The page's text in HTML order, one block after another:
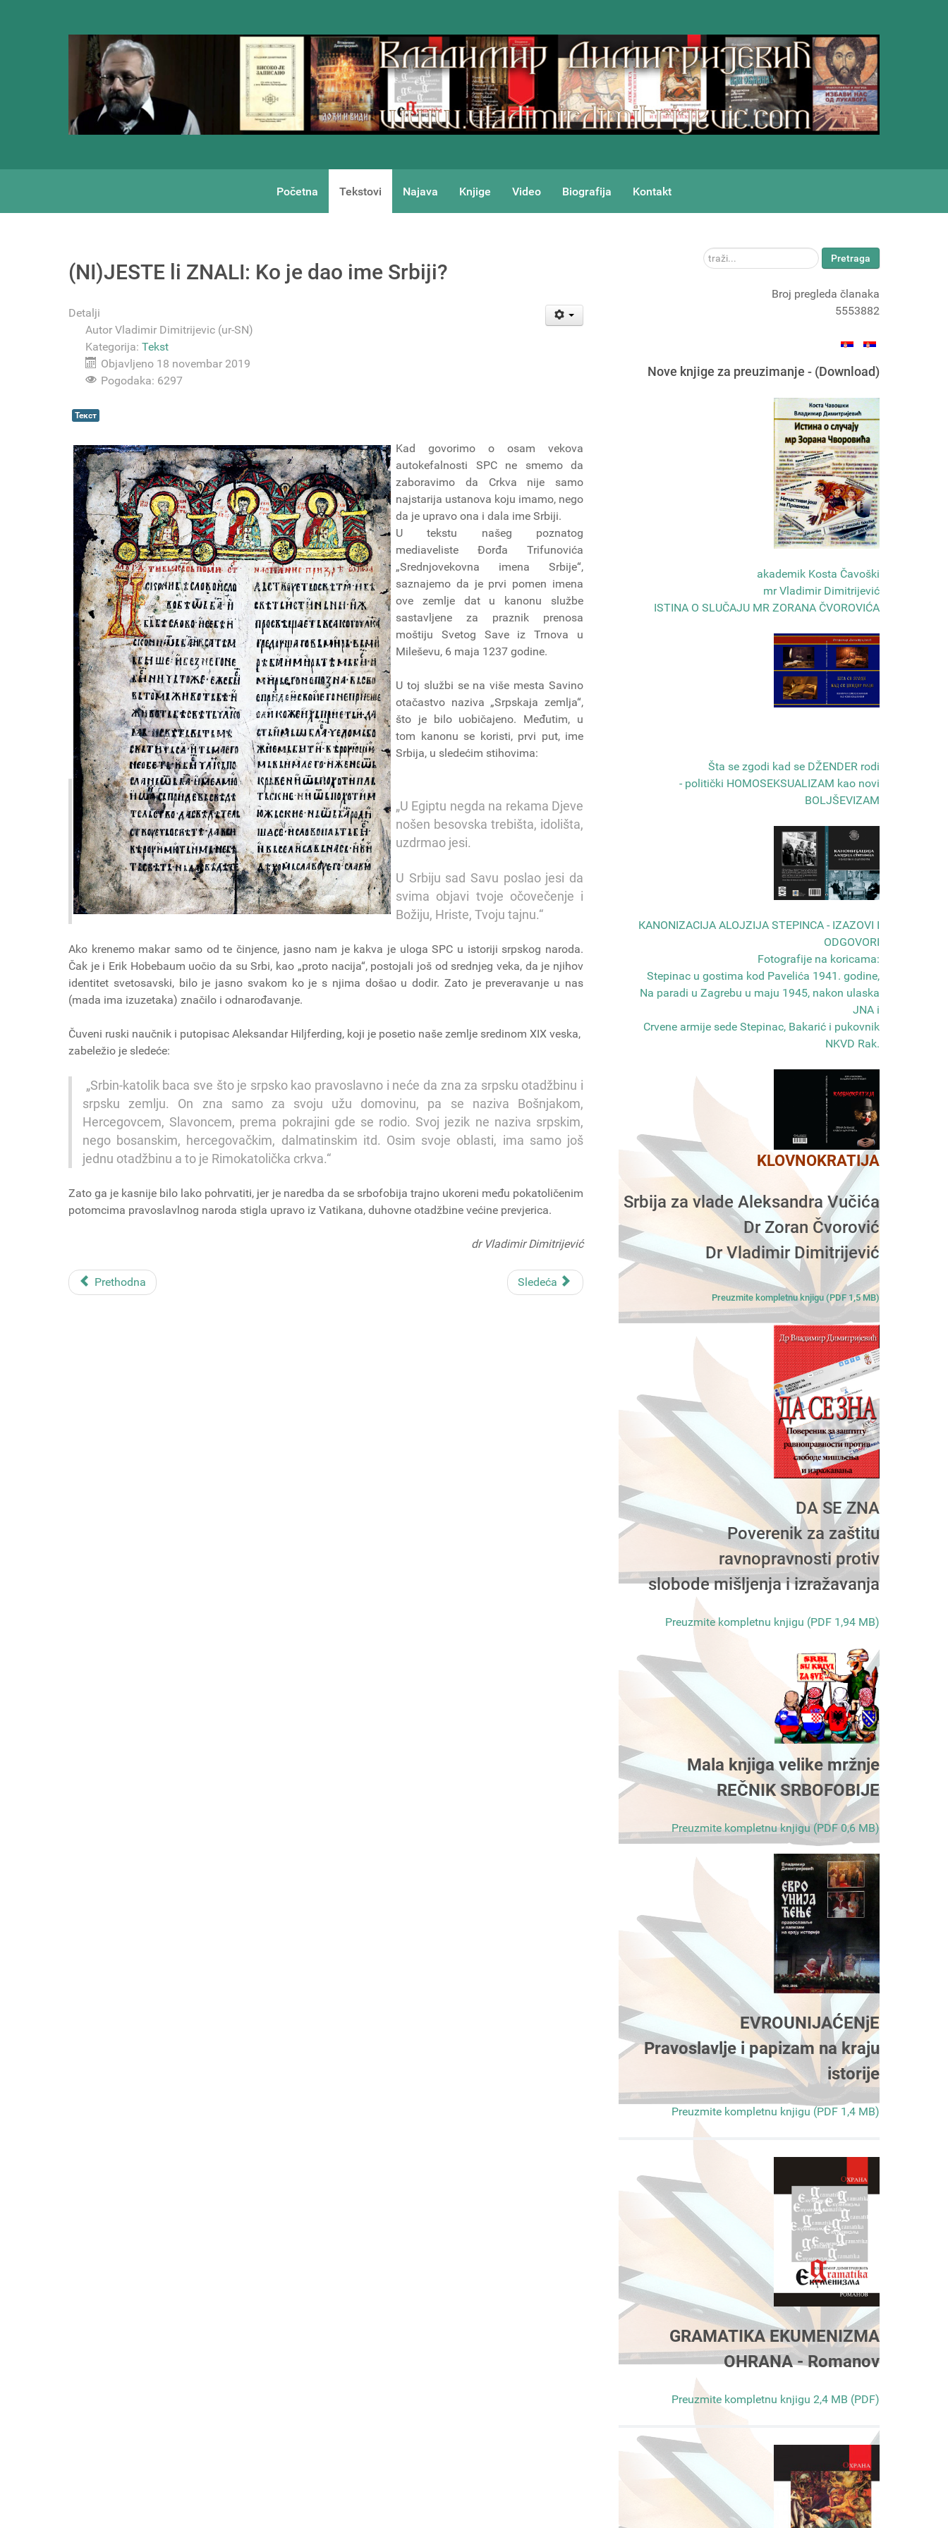
Početna Tekstovi Najava Knjige Video Biografija Kontakt
(NI)JESTE li ZNALI: Ko je dao ime Srbiji?
Detalji
Autor Vladimir Dimitrijevic (ur-SN)
Kategorija: Tekst
Objavljeno 18 novembar 2019
Pogodaka: 6297
Текст
Kad govorimo o osam vekova
autokefalnosti SPC ne smemo da
zaboravimo da Crkva nije samo
najstarija ustanova koju imamo, nego
da je upravo ona i dala ime Srbiji.
U tekstu našeg poznatog
mediaveliste Đorđa Trifunovića
„Srednjovekovna imena Srbije“,
saznajemo da je prvi pomen imena
ove zemlje dat u kanonu službe
sastavljene za praznik prenosa
moštiju Svetog Save iz Trnova u
Mileševu, 6 maja 1237 godine.
U toj službi se na više mesta Savino
otačastvo naziva „Srpskaja zemlja“,
što je bilo uobičajeno. Međutim, u
tom kanonu se koristi, prvi put, ime
Srbija, u sledećim stihovima:
„U Egiptu negda na rekama Djeve
nošen besovska trebišta, idolišta,
uzdrmao jesi.
U Srbiju sad Savu poslao jesi da
svima objavi tvoje očovečenje i
Božiju, Hriste, Tvoju tajnu.“
Ako krenemo makar samo od te činjence, jasno nam je kakva je uloga SPC u istoriji srpskog naroda.
Čak je i Erik Hobebaum uočio da su Srbi, kao „proto nacija“, postojali još od srednjeg veka, da je njihov
identitet svetosavski, bilo je jasno svakom ko je s njima došao u dodir. Zato je preveravanje u nas
(mada ima izuzetaka) značilo i odnarođavanje.
Čuveni ruski naučnik i putopisac Aleksandar Hiljferding, koji je posetio naše zemlje sredinom XIX veska,
zabeležio je sledeće:
„Srbin-katolik baca sve što je srpsko kao pravoslavno i neće da zna za srpsku otadžbinu i
srpsku zemlju. On zna samo za svoju užu domovinu, pa se naziva Bošnjakom,
Hercegovcem, Slavoncem, prema pokrajini gde se rodio. Svoj jezik ne naziva srpskim,
nego bosanskim, hercegovačkim, dalmatinskim itd. Osim svoje oblasti, ima samo još
jednu otadžbinu a to je Rimokatolička crkva.“
Zato ga je kasnije bilo lako pohrvatiti, jer je naredba da se srbofobija trajno ukoreni među pokatoličenim
potomcima pravoslavlnog naroda stigla upravo iz Vatikana, duhovne otadžbine većine prevjerica.
dr Vladimir Dimitrijević
Prethodna Sledeća
traži... Pretraga
Broj pregleda članaka
5553882
Nove knjige za preuzimanje - (Download)
akademik Kosta Čavoški
mr Vladimir Dimitrijević
ISTINA O SLUČAJU MR ZORANA ČVOROVIĆA
Šta se zgodi kad se DŽENDER rodi
- politički HOMOSEKSUALIZAM kao novi
BOLJŠEVIZAM
КANONIZACIJA ALOJZIJA STEPINCA - IZAZOVI I
ODGOVORI
Fotografije na koricama:
Stepinac u gostima kod Pavelića 1941. godine,
Na paradi u Zagrebu u maju 1945, nakon ulaska
JNA i
Crvene armije sede Stepinac, Bakarić i pukovnik
NKVD Rak.
KLOVNOKRATIJA
Srbija za vlade Aleksandra Vučića
Dr Zoran Čvorović
Dr Vladimir Dimitrijević
Preuzmite kompletnu knjigu (PDF 1,5 MB)
DA SE ZNA
Poverenik za zaštitu
ravnopravnosti protiv
slobode mišljenja i izražavanja
Preuzmite kompletnu knjigu (PDF 1,94 MB)
Mala knjiga velike mržnje
REČNIK SRBOFOBIJE
Preuzmite kompletnu knjigu (PDF 0,6 MB)
EVROUNIJAĆENjE
Pravoslavlje i papizam na kraju
istorije
Preuzmite kompletnu knjigu (PDF 1,4 MB)
GRAMATIKA EKUMENIZMA
OHRANA - Romanov
Preuzmite kompletnu knjigu 2,4 MB (PDF)